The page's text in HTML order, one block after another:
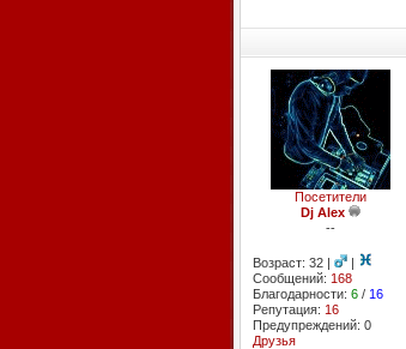
Посетители
Dj Alex
--
Возраст: 32 |
|
Сообщений: 168
Благодарности: 6/ 16
Репутация: 16
Предупреждений: 0
Друзья